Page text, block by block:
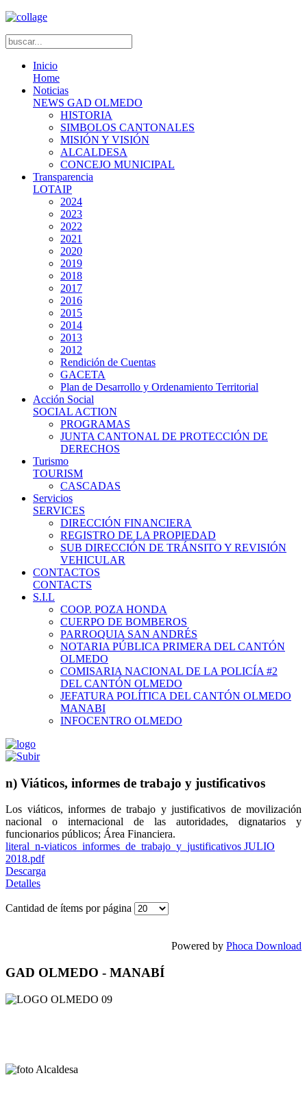
Inicio
Home
Noticias
NEWS GAD OLMEDO
HISTORIA
SIMBOLOS CANTONALES
MISIÓN Y VISIÓN
ALCALDESA
CONCEJO MUNICIPAL
Transparencia
LOTAIP
2024
2023
2022
2021
2020
2019
2018
2017
2016
2015
2014
2013
2012
Rendición de Cuentas
GACETA
Plan de Desarrollo y Ordenamiento Territorial
Acción Social
SOCIAL ACTION
PROGRAMAS
JUNTA CANTONAL DE PROTECCIÓN DE
DERECHOS
Turismo
TOURISM
CASCADAS
Servicios
SERVICES
DIRECCIÓN FINANCIERA
REGISTRO DE LA PROPIEDAD
SUB DIRECCIÓN DE TRÁNSITO Y REVISIÓN
VEHICULAR
CONTACTOS
CONTACTS
S.I.L
COOP. POZA HONDA
CUERPO DE BOMBEROS
PARROQUIA SAN ANDRÉS
NOTARIA PÚBLICA PRIMERA DEL CANTÓN
OLMEDO
COMISARIA NACIONAL DE LA POLICÍA #2
DEL CANTÓN OLMEDO
JEFATURA POLÍTICA DEL CANTÓN OLMEDO
MANABI
INFOCENTRO OLMEDO
n) Viáticos, informes de trabajo y justificativos
Los viáticos, informes de trabajo y justificativos de movilización
nacional o internacional de las autoridades, dignatarios y
funcionarios públicos; Área Financiera.
literal_n-viaticos_informes_de_trabajo_y_justificativos JULIO
2018.pdf
Descarga
Detalles
Cantidad de ítems por página
Powered by Phoca Download
GAD OLMEDO - MANABÍ